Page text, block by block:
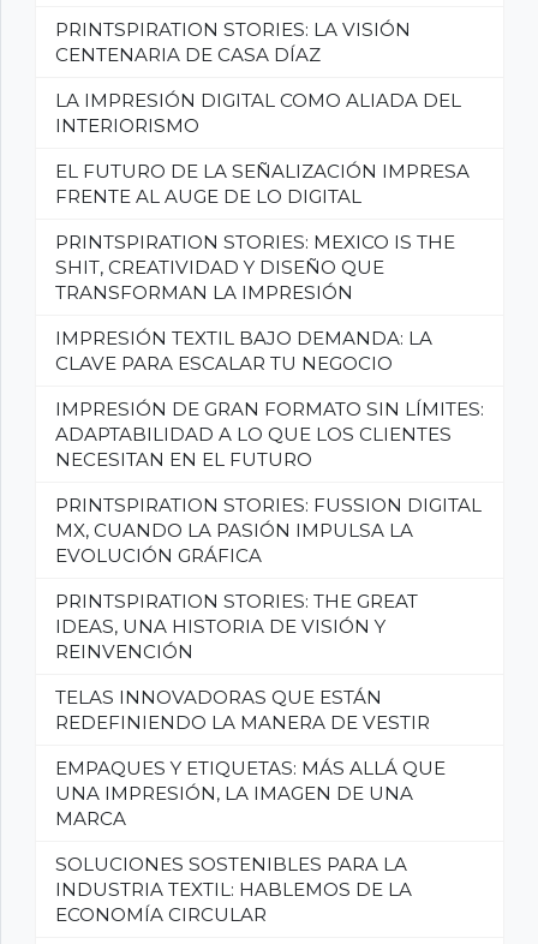
PRINTSPIRATION STORIES: LA VISIÓN
CENTENARIA DE CASA DÍAZ
LA IMPRESIÓN DIGITAL COMO ALIADA DEL
INTERIORISMO
EL FUTURO DE LA SEÑALIZACIÓN IMPRESA
FRENTE AL AUGE DE LO DIGITAL
PRINTSPIRATION STORIES: MEXICO IS THE
SHIT, CREATIVIDAD Y DISEÑO QUE
TRANSFORMAN LA IMPRESIÓN
IMPRESIÓN TEXTIL BAJO DEMANDA: LA
CLAVE PARA ESCALAR TU NEGOCIO
IMPRESIÓN DE GRAN FORMATO SIN LÍMITES:
ADAPTABILIDAD A LO QUE LOS CLIENTES
NECESITAN EN EL FUTURO
PRINTSPIRATION STORIES: FUSSION DIGITAL
MX, CUANDO LA PASIÓN IMPULSA LA
EVOLUCIÓN GRÁFICA
PRINTSPIRATION STORIES: THE GREAT
IDEAS, UNA HISTORIA DE VISIÓN Y
REINVENCIÓN
TELAS INNOVADORAS QUE ESTÁN
REDEFINIENDO LA MANERA DE VESTIR
EMPAQUES Y ETIQUETAS: MÁS ALLÁ QUE
UNA IMPRESIÓN, LA IMAGEN DE UNA
MARCA
SOLUCIONES SOSTENIBLES PARA LA
INDUSTRIA TEXTIL: HABLEMOS DE LA
ECONOMÍA CIRCULAR